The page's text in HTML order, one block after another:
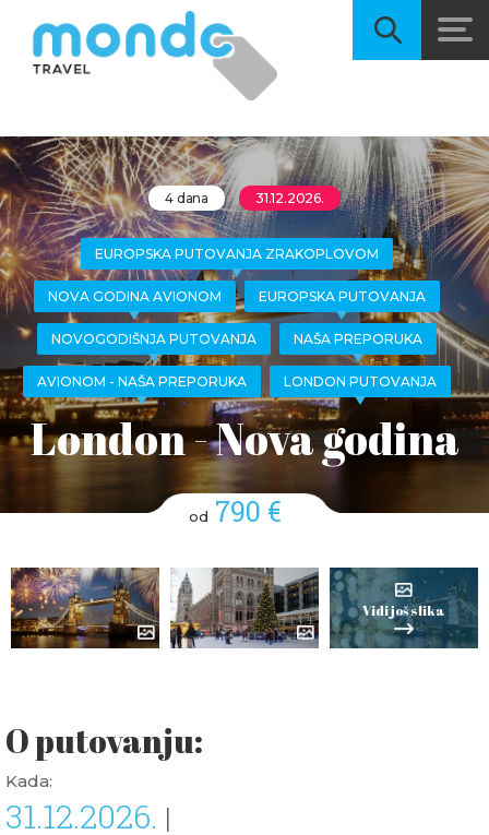
4 dana 31.12.2026.
EUROPSKA PUTOVANJA ZRAKOPLOVOM
NOVA GODINA AVIONOM EUROPSKA PUTOVANJA
NOVOGODIŠNJA PUTOVANJA NAŠA PREPORUKA
AVIONOM - NAŠA PREPORUKA LONDON PUTOVANJA
London - Nova godina
od 790 €
Vidi još slika
O putovanju:
Kada:
31.12.2026. |